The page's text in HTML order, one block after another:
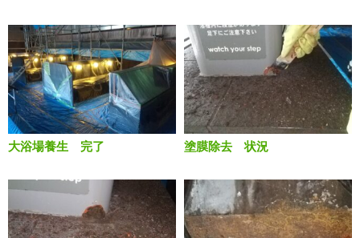
大浴場養生 完了 塗膜除去 状況